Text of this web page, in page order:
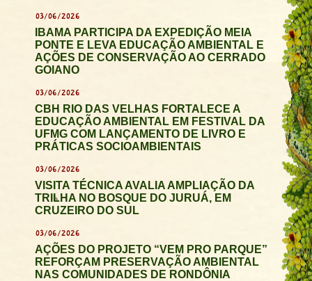
03/06/2026
IBAMA PARTICIPA DA EXPEDIÇÃO MEIA
PONTE E LEVA EDUCAÇÃO AMBIENTAL E
AÇÕES DE CONSERVAÇÃO AO CERRADO
GOIANO
03/06/2026
CBH RIO DAS VELHAS FORTALECE A
EDUCAÇÃO AMBIENTAL EM FESTIVAL DA
UFMG COM LANÇAMENTO DE LIVRO E
PRÁTICAS SOCIOAMBIENTAIS
03/06/2026
VISITA TÉCNICA AVALIA AMPLIAÇÃO DA
TRILHA NO BOSQUE DO JURUÁ, EM
CRUZEIRO DO SUL
03/06/2026
AÇÕES DO PROJETO “VEM PRO PARQUE”
REFORÇAM PRESERVAÇÃO AMBIENTAL
NAS COMUNIDADES DE RONDÔNIA